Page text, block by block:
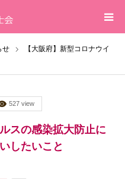
せ
【大阪府】新型コロナウイ
527 view
スの感染拡大防止に
したいこと